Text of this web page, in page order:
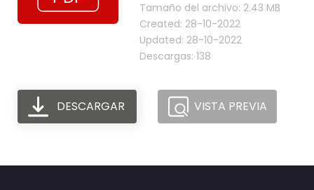
Tamaño del archivo: 2.43 MB
Created: 28-10-2022
Updated: 28-10-2022
Descargas: 138
DESCARGAR VISTA PREVIA